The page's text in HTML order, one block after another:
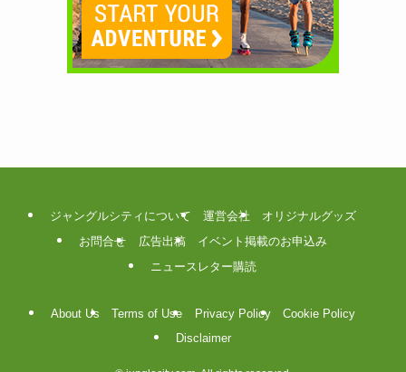
ジャングルシティについて 運営会社
オリジナルグッズ
お問合せ
広告出稿
イベント掲載のお申込み
ニュースレター購読
About Us Terms of Use Privacy Policy
Cookie Policy
Disclaimer